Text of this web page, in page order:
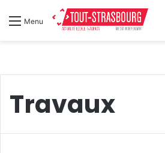
Menu
Travaux